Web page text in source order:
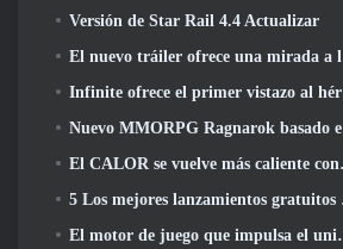
Versión de Star Rail 4.4 Actualizar
El nuevo tráiler ofrece una mirada a la jugabilidad en Silver Palace
Infinite ofrece el primer vistazo al héroe con forma de sirena que llegará en SS13: Recuperación de la vista
Nuevo MMORPG Ragnarok basado en navegador, Se anuncia el universo Ragnarok
El CALOR se vuelve más caliente con el lanzamiento de un nuevo mapa del desierto
5 Los mejores lanzamientos gratuitos para jugar desde 2025, ¿Todavía vale la pena jugar? 2026?
El motor de juego que impulsa el universo de un solo fragmento de Eve Online ahora es de código abierto